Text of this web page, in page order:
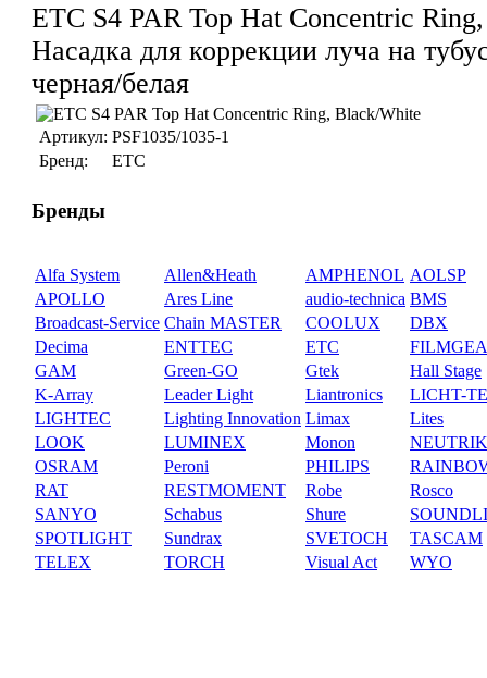
ETC S4 PAR Top Hat Concentric
Насадка для коррекции луча на
черная/белая
Артикул: PSF1035/1035-1
Бренд:
ETC
Бренды
Alfa System Allen&Heath AMPHENOL AOLSP
APOLLO
Ares Line audio-technica BMS
Broadcast-Service Chain MASTER COOLUX
DBX
Decima
ENTTEC ETC
GAM
Green-GO Gtek
Hall Stage
K-Array
Leader Light Liantronics
LICHT-
LIGHTEC
Lighting Innovation Limax
Lites
LOOK
LUMINEX Monon
NEUTRIK
OSRAM
Peroni PHILIPS
RAT
RESTMOMENT Robe
Rosco
SANYO
Schabus Shure
SPOTLIGHT
Sundrax SVETOCH
TASCAM
TELEX
TORCH Visual Act WYO